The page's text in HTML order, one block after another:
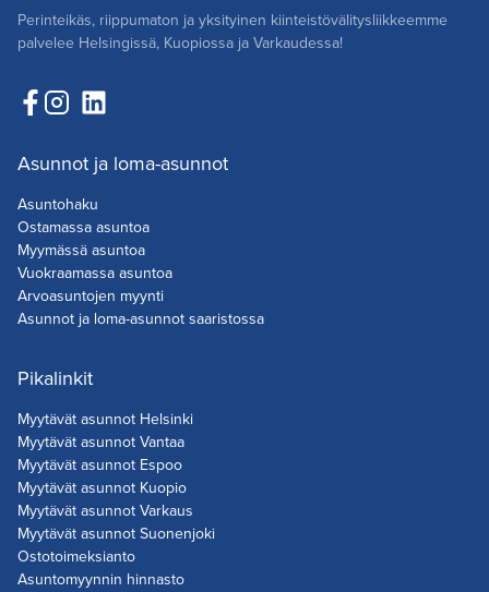
Perinteikäs, riippumaton ja yksityinen kiinteistövälitysliikkeemme
palvelee Helsingissä, Kuopiossa ja Varkaudessa!
Asunnot ja loma-asunnot
Asuntohaku
Ostamassa asuntoa
Myymässä asuntoa
Vuokraamassa asuntoa
Arvoasuntojen myynti
Asunnot ja loma-asunnot saaristossa
Pikalinkit
Myytävät asunnot Helsinki
Myytävät asunnot Vantaa
Myytävät asunnot Espoo
Myytävät asunnot Kuopio
Myytävät asunnot Varkaus
Myytävät asunnot Suonenjoki
Ostotoimeksianto
Asuntomyynnin hinnasto